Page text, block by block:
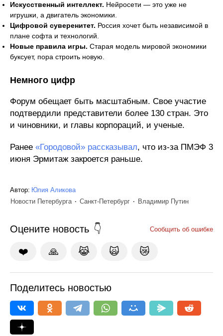
Искусственный интеллект. Нейросети — это уже не
игрушки, а двигатель экономики.
Цифровой суверенитет. Россия хочет быть независимой в
плане софта и технологий.
Новые правила игры. Старая модель мировой экономики
буксует, пора строить новую.
Немного цифр
Форум обещает быть масштабным. Свое участие
подтвердили представители более 130 стран. Это
и чиновники, и главы корпораций, и ученые.
Ранее «Городовой» рассказывал, что из-за ПМЭФ 3
июня Эрмитаж закроется раньше.
Автор: Юлия Аликова
Новости Петербурга
Санкт-Петербург Владимир Путин
Оцените новость Сообщить об ошибке
❤️ 🙏 😹 🙀 😿
Поделитесь новостью